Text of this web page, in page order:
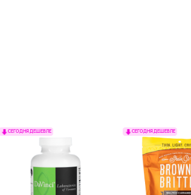
СЕГОДНЯ ДЕШЕВЛЕ СЕГОДНЯ ДЕШЕВЛЕ